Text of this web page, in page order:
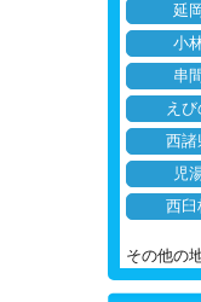
延
小
串
え
西諸
児
西臼
その他の